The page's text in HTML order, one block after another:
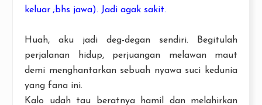
keluar ;bhs jawa). Jadi agak sakit.
Huah, aku jadi deg-degan sendiri. Begitulah
perjalanan hidup, perjuangan melawan maut
demi menghantarkan sebuah nyawa suci kedunia
yang fana ini.
Kalo udah tau beratnya hamil dan melahirkan